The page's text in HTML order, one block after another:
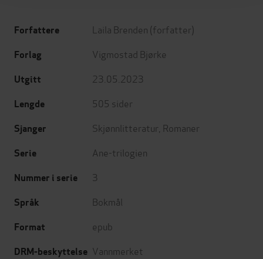
Forfattere Laila Brenden (forfatter)
Forlag Vigmostad Bjørke
Utgitt 23.05.2023
Lengde 505 sider
Sjanger Skjønnlitteratur Romaner
Serie Ane-trilogien
Nummer i serie 3
Språk Bokmål
Format epub
DRM-beskyttelse Vannmerket